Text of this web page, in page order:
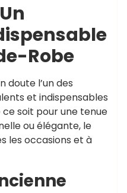
Robe
doute l’un des
et indispensables
soit pour une tenue
ou élégante, le
les occasions et à